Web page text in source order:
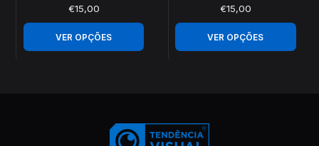
€15,00
VER OPÇÕES
€15,00
VER OPÇÕES